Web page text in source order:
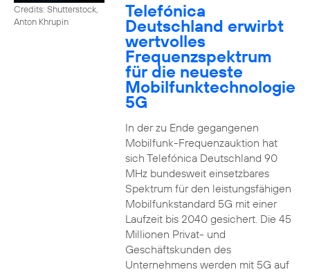
Credits: Shutterstock,
Anton Khrupin
Telefónica
Deutschland erwirbt
wertvolles
Frequenzspektrum
für die neueste
Mobilfunktechnologie
5G
In der zu Ende gegangenen
Mobilfunk-Frequenzauktion hat
sich Telefónica Deutschland 90
MHz bundesweit einsetzbares
Spektrum für den leistungsfähigen
Mobilfunkstandard 5G mit einer
Laufzeit bis 2040 gesichert. Die 45
Millionen Privat- und
Geschäftskunden des
Unternehmens werden mit 5G auf